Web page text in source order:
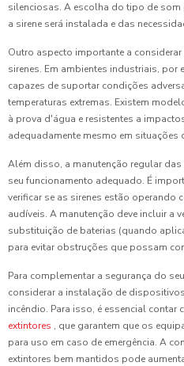
silenciosas. A escolha do tipo de som
a sirene será instalada e das
Outro aspecto importante a
sirenes. Em ambientes industriais, por
capazes de suportar condições
temperaturas extremas. Existem
à prova d'água e resistentes a
adequadamente mesmo em situações
Além disso, a manutenção regular
seu funcionamento adequado. É
verificar se as sirenes estão operando
audíveis. A manutenção deve incluir a
substituição de baterias (quando
para evitar obstruções que possam
Para complementar a segurança do
considerar a instalação de
incêndio. Para isso, é essencial contar
extintores , que garantem que os
para uso em caso de emergência. A
extintores bem mantidos pode